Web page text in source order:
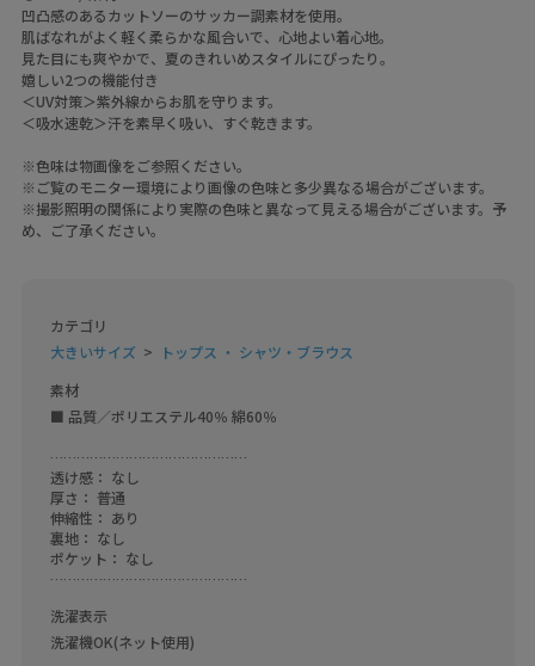
凹凸感のあるカットソーのサッカー調素材を使用。
肌ばなれがよく軽く柔らかな風合いで、心地よい着心地。
見た目にも爽やかで、夏のきれいめスタイルにぴったり。
嬉しい2つの機能付き
＜UV対策＞紫外線からお肌を守ります。
＜吸水速乾＞汗を素早く吸い、すぐ乾きます。
※色味は物画像をご参照ください。
※ご覧のモニター環境により画像の色味と多少異なる場合がございます。
※撮影照明の関係により実際の色味と異なって見える場合がございます。予
め、ご了承ください。
カテゴリ
大きいサイズ
トップス ・ シャツ・ブラウス
素材
■ 品質／ポリエステル40％ 綿60％
………………………………………
透け感： なし
厚さ： 普通
伸縮性： あり
裏地： なし
ポケット： なし
………………………………………
洗濯表示
洗濯機OK(ネット使用)